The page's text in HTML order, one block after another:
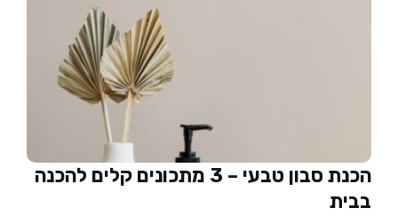
הכנת סבון טבעי – 3 מתכונים קלים להכנה
בבית